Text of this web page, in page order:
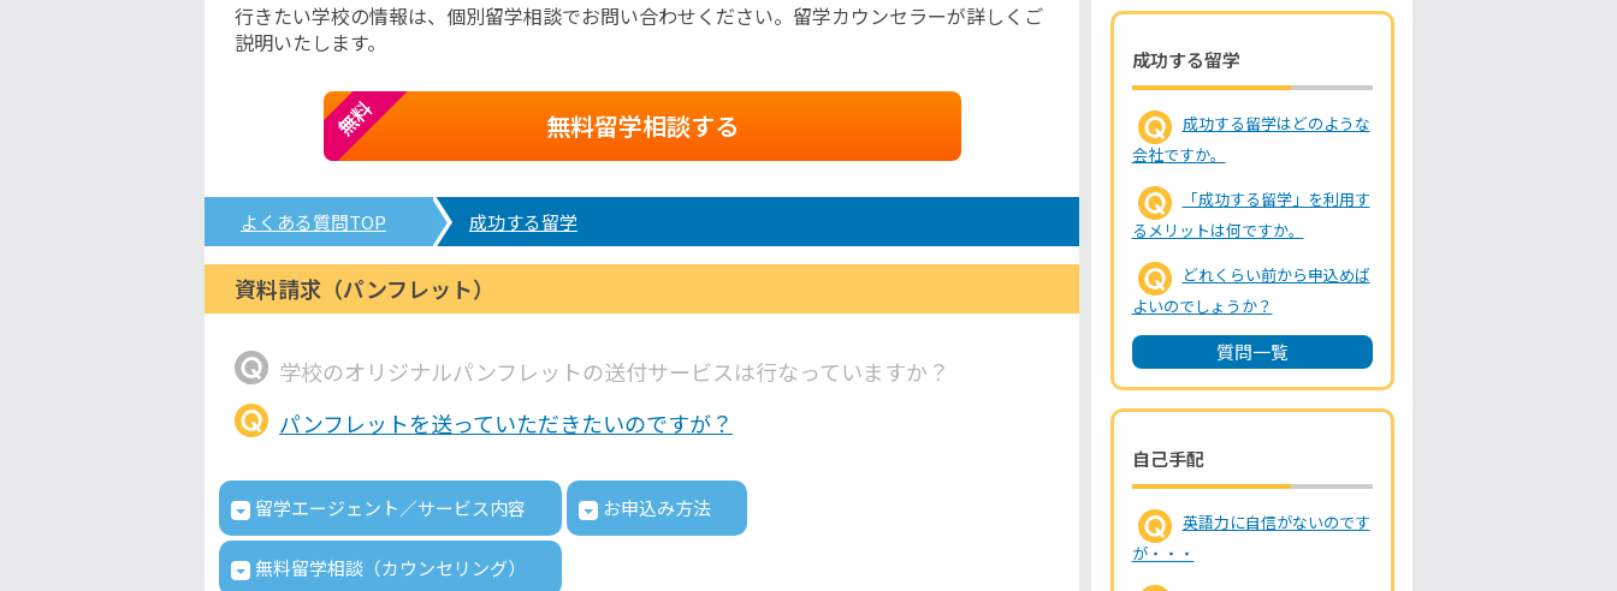
行きたい学校の情報は、個別留学相談でお問い合わせください。留学カウンセラーが詳しくご
説明いたします。
無料留学相談する
無料
よくある質問TOP 成功する留学
資料請求（パンフレット）
学校のオリジナルパンフレットの送付サービスは行なっていますか？
パンフレットを送っていただきたいのですが？
留学エージェント／サービス内容 お申込み方法
無料留学相談（カウンセリング）
成功する留学
成功する留学はどのような
会社ですか。
「成功する留学」を利用す
るメリットは何ですか。
どれくらい前から申込めば
よいのでしょうか？
質問一覧
自己手配
英語力に自信がないのです
が・・・